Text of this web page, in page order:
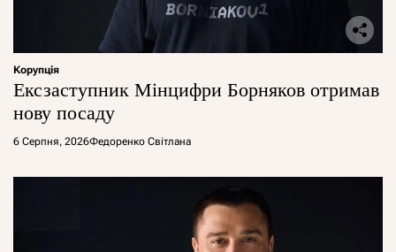
Корупція
Ексзаступник Мінцифри Борняков отримав
нову посаду
6 Серпня, 2026Федоренко Світлана